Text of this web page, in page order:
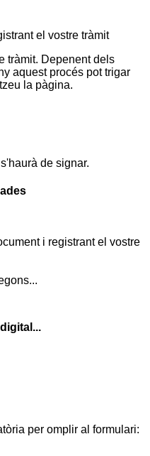
el vostre tràmit
tràmit. Depenent dels
aquest procés pot trigar
la pàgina.
de signar.
i registrant el vostre
per omplir al formulari: